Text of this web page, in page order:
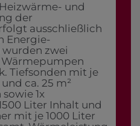
und
der
ausschließlich
Energie-
zwei
Tiefsonden mit je
ca. 25 m²
1x
Liter Inhalt und
mit je 1000 Liter